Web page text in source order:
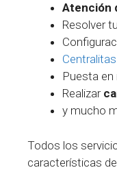
Atención
Resolver
Centralitas
Puesta en
Realizar
y mucho
Todos los
características